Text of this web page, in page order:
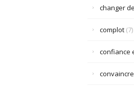
changer
complot(7)
confiance
convaincre